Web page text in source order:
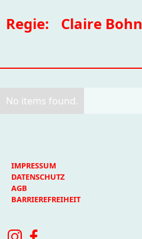
Regie:
Claire Bohn
No items found.
IMPRESSUM
DATENSCHUTZ
AGB
BARRIEREFREIHEIT